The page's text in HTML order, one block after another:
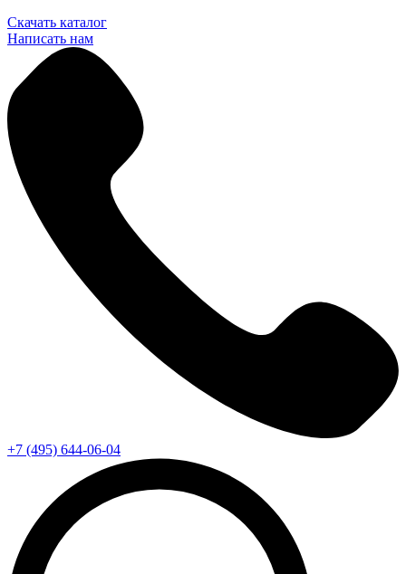
Скачать каталог
Написать нам
+7 (495) 644-06-04